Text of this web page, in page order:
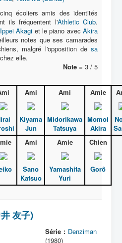
écoliers amis des identités
ils fréquentent l'Athletic Club.
Ippei Akagi et le piano avecAkira
notes que ses camarades
malgré l'opposition de sa
elle.
Note = 3 / 5
Ami
Kiyama
Jun
Ami
Midorikawa
Tatsuya
Amie
Momoi
Akira
Ami
Sano
Katsuo
Amie
Yamashita
Yuri
Chien
Gorô
友子)
Série : Denziman
(1980)